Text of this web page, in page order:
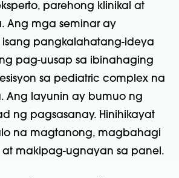
parehong klinikal at
Ang mga seminar ay
isang pangkalahatang-ideya
pag-uusap sa ibinahaging
sa pediatric complex na
Ang layunin ay bumuo ng
ng pagsasanay. Hinihikayat
na magtanong, magbahagi
at makipag-ugnayan sa panel.